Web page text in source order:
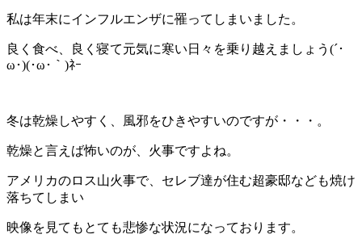
私は年末にインフルエンザに罹ってしまいました。
良く食べ、良く寝て元気に寒い日々を乗り越えましょう(´･
ω･)(･ω･｀)ﾈｰ
冬は乾燥しやすく、風邪をひきやすいのですが・・・。
乾燥と言えば怖いのが、火事ですよね。
アメリカのロス山火事で、セレブ達が住む超豪邸なども焼け
落ちてしまい
映像を見てもとても悲惨な状況になっております。